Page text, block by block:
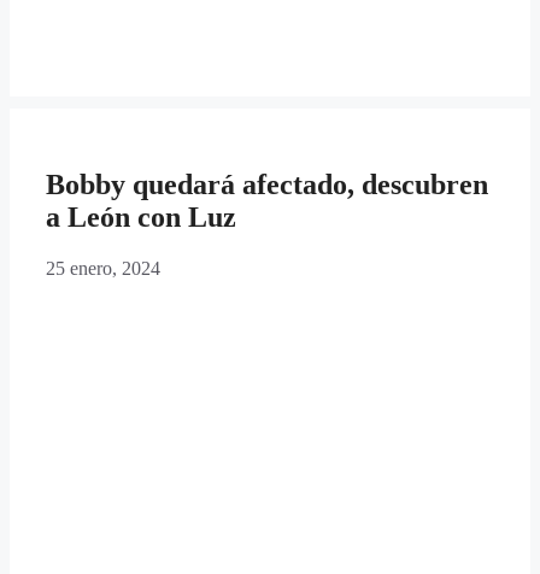
Bobby quedará afectado, descubren
a León con Luz
25 enero, 2024